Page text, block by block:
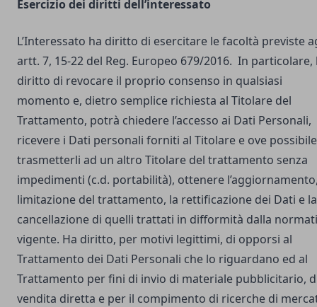
Esercizio dei diritti dell’interessato
L’Interessato ha diritto di esercitare le facoltà previste
artt. 7, 15-22 del Reg. Europeo 679/2016. In particolare,
diritto di revocare il proprio consenso in qualsiasi
momento e, dietro semplice richiesta al Titolare del
Trattamento, potrà chiedere l’accesso ai Dati Personali,
ricevere i Dati personali forniti al Titolare e ove possibile
trasmetterli ad un altro Titolare del trattamento senza
impedimenti (c.d. portabilità), ottenere
limitazione del trattamento, la rettificazione dei Dati e la
cancellazione di quelli trattati in difformità dalla
vigente. Ha diritto, per motivi legittimi, di opporsi al
Trattamento dei Dati Personali che lo riguardano ed al
Trattamento per fini di invio di materiale pubblicitario,
vendita diretta e per il compimento di ricerche di